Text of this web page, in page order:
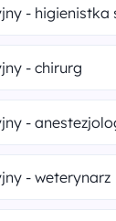
- higienistka
- chirurg
-
- weterynarz